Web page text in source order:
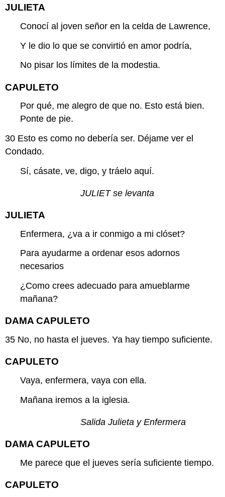
JULIETA
Conocí al joven señor en la celda de Lawrence,
Y le dio lo que se convirtió en amor podría,
No pisar los límites de la modestia.
CAPULETO
Por qué, me alegro de que no. Esto está bien.
Ponte de pie.
30 Esto es como no debería ser. Déjame ver el
Condado.
Sí, cásate, ve, digo, y tráelo aquí.
JULIET se levanta
JULIETA
Enfermera, ¿va a ir conmigo a mi clóset?
Para ayudarme a ordenar esos adornos
necesarios
¿Como crees adecuado para amueblarme
mañana?
DAMA CAPULETO
35 No, no hasta el jueves. Ya hay tiempo suficiente.
CAPULETO
Vaya, enfermera, vaya con ella.
Mañana iremos a la iglesia.
Salida Julieta y Enfermera
DAMA CAPULETO
Me parece que el jueves sería suficiente tiempo.
CAPULETO